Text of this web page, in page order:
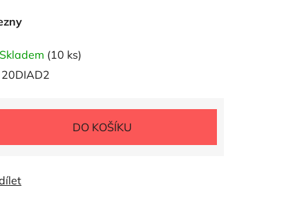
Skladem (10 ks)
20DIAD2
DO KOŠÍKU